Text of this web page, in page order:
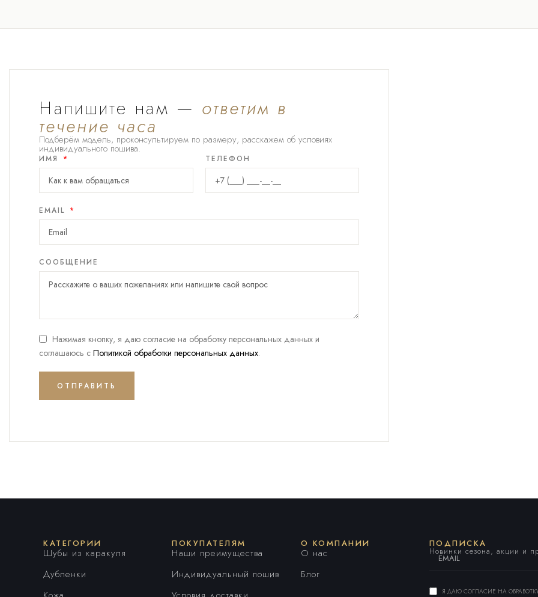
Напишите нам — ответим в
течение часа
Подберём модель, проконсультируем по размеру, расскажем об условиях
индивидуального пошива.
ИМЯ ТЕЛЕФОН
EMAIL
СООБЩЕНИЕ
Нажимая кнопку, я даю согласие на обработку персональных данных и
соглашаюсь с Политикой обработки персональных данных.
ОТПРАВИТЬ
КАТЕГОРИИ
Шубы из каракуля
Дубленки
ПОКУПАТЕЛЯМ
Наши преимущества
Индивидуальный пошив
О КОМПАНИИ
О нас
Блог
ПОДПИСКА
Новинки сезона, акции и
Я ДАЮ СОГЛАСИЕ НА